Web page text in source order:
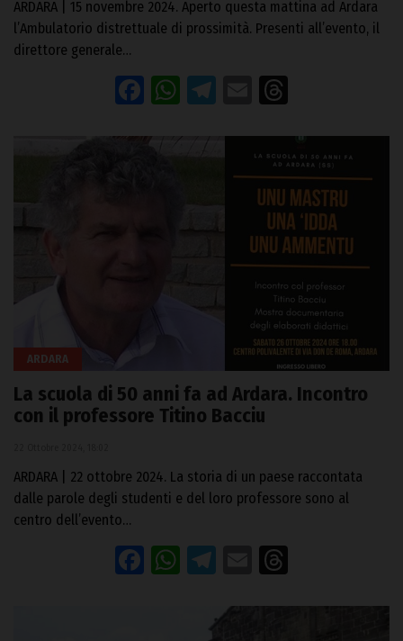
ARDARA | 15 novembre 2024. Aperto questa mattina ad Ardara
l’Ambulatorio distrettuale di prossimità. Presenti all’evento, il
direttore generale…
Facebook
WhatsApp
Telegram
Email
ARDARA
La scuola di 50 anni fa ad Ardara. Incontro
con il professore Titino Bacciu
ARDARA | 22 ottobre 2024. La storia di un paese raccontata
dalle parole degli studenti e del loro professore sono al
centro dell’evento…
Facebook
WhatsApp
Telegram
Email